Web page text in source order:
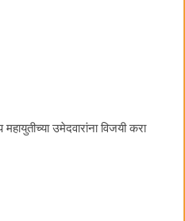
महायुतीच्या उमेदवारांना विजयी करा